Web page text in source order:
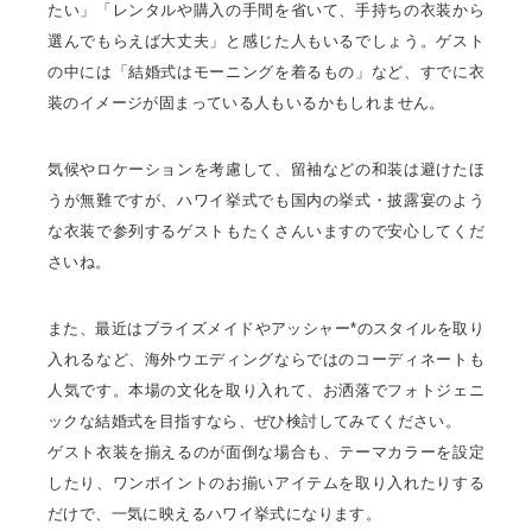
たい」「レンタルや購入の手間を省いて、手持ちの衣装から
選んでもらえば大丈夫」と感じた人もいるでしょう。ゲスト
の中には「結婚式はモーニングを着るもの」など、すでに衣
装のイメージが固まっている人もいるかもしれません。
気候やロケーションを考慮して、留袖などの和装は避けたほ
うが無難ですが、ハワイ挙式でも国内の挙式・披露宴のよう
な衣装で参列するゲストもたくさんいますので安心してくだ
さいね。
また、最近はブライズメイドやアッシャー*のスタイルを取り
入れるなど、海外ウエディングならではのコーディネートも
人気です。本場の文化を取り入れて、お洒落でフォトジェニ
ックな結婚式を目指すなら、ぜひ検討してみてください。
ゲスト衣装を揃えるのが面倒な場合も、テーマカラーを設定
したり、ワンポイントのお揃いアイテムを取り入れたりする
だけで、一気に映えるハワイ挙式になります。